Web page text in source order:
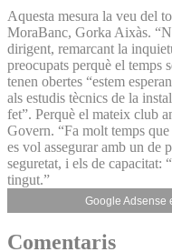
Aquesta mesura la veu del
MoraBanc, Gorka Aixàs.
dirigent, remarcant la
preocupats perquè el temps
tenen obertes “estem
als estudis tècnics de la
fet”. Perquè el mateix club
Govern. “Fa molt temps
es vol assegurar amb un de
seguretat, i els de capacitat:
tingut.”
Google Adsense
Comentaris